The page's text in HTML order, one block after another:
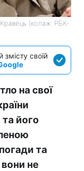
(колаж: РБК-
своїй
на свої
його
та
не